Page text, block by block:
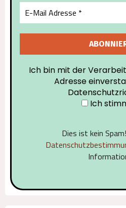
Ich bin mit der
Adresse
Ich
Dies ist kein